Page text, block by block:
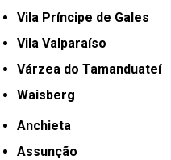
Vila Príncipe de Gales
Vila Valparaíso
Várzea do Tamanduateí
Waisberg
Anchieta
Assunção